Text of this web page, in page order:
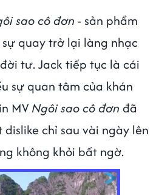
sao cô đơn - sản phẩm
quay trở lại làng nhạc
tư. Jack tiếp tục là cái
sự quan tâm của khán
MV Ngôi sao cô đơn đã
chỉ sau vài ngày lên
không khỏi bất ngờ.